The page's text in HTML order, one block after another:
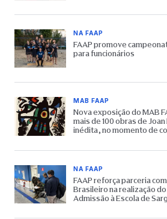
NA FAAP
FAAP promove
para funcionários
MAB FAAP
Nova exposição do MAB
mais de 100 obras de
inédita, no momento de
NA FAAP
FAAP reforça parceria
Brasileiro na realização
Admissão à Escola de